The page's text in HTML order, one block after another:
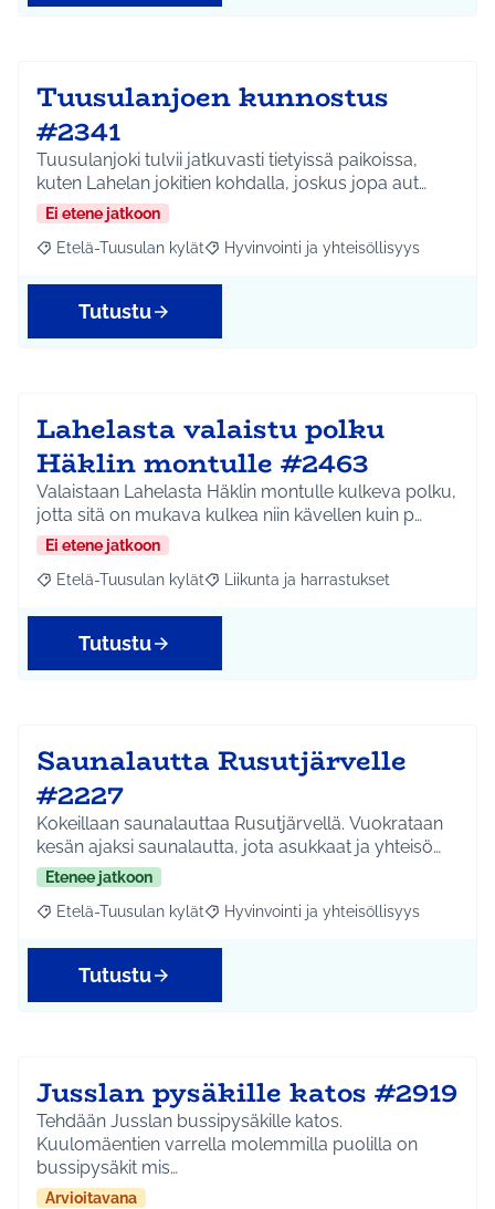
Tuusulanjoen kunnostus
#2341
Tuusulanjoki tulvii jatkuvasti tietyissä paikoissa,
kuten Lahelan jokitien kohdalla, joskus jopa aut…
Ei etene jatkoon
Rajaa tulokset aihepiirin mukaan: Etelä-Tuusulan kylät
Etelä-Tuusulan kylät Rajaa tulokset teeman mukaan:
Hyvinvointi ja yhteisöllisyys
Tutustu
Lahelasta valaistu polku
Häklin montulle #2463
Valaistaan Lahelasta Häklin montulle kulkeva polku,
jotta sitä on mukava kulkea niin kävellen kuin p…
Ei etene jatkoon
Rajaa tulokset aihepiirin mukaan: Etelä-Tuusulan kylät
Etelä-Tuusulan kylät Rajaa tulokset teeman mukaan:
Liikunta ja harrastukset
Tutustu
Saunalautta Rusutjärvelle
#2227
Kokeillaan saunalauttaa Rusutjärvellä. Vuokrataan
kesän ajaksi saunalautta, jota asukkaat ja yhteisö…
Etenee jatkoon
Rajaa tulokset aihepiirin mukaan: Etelä-Tuusulan kylät
Etelä-Tuusulan kylät Rajaa tulokset teeman mukaan:
Hyvinvointi ja yhteisöllisyys
Tutustu
Jusslan pysäkille katos #2919
Tehdään Jusslan bussipysäkille katos.
Kuulomäentien varrella molemmilla puolilla on
bussipysäkit mis…
Arvioitavana